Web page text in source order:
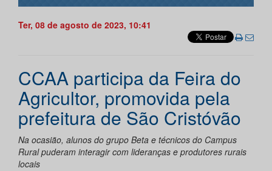
Ter, 08 de agosto de 2023, 10:41
CCAA participa da Feira do
Agricultor, promovida pela
prefeitura de São Cristóvão
Na ocasião, alunos do grupo Beta e técnicos do Campus
Rural puderam interagir com lideranças e produtores rurais
locais